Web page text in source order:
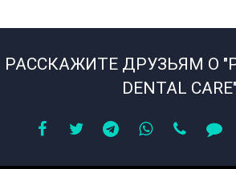
РАССКАЖИТЕ ДРУЗЬЯМ О
DENTAL CARE"